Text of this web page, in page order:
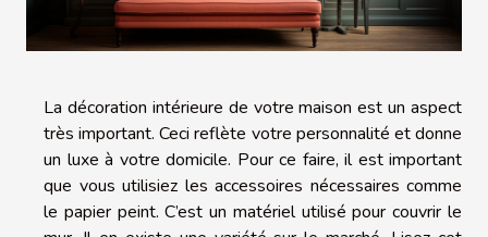
La décoration intérieure de votre maison est un aspect
très important. Ceci reflète votre personnalité et donne
un luxe à votre domicile. Pour ce faire, il est important
que vous utilisiez les accessoires nécessaires comme
le papier peint. C’est un matériel utilisé pour couvrir le